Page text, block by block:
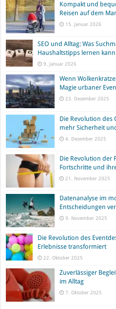
Kompakt und
Reisen auf dem
15. Januar 2026
SEO und Alltag: Was
Haushaltstipps lernen kann
9. Januar 2026
Wenn
Magie urbaner
23. Dezember 2025
Die Revolution des
mehr Sicherheit
4. Dezember 2025
Die Revolution der
Fortschritte und
21. November 2025
Datenanalyse im
Entscheidungen
9. November 2025
Die Revolution des
Erlebnisse transformiert
22. Oktober 2025
Zuverlässiger
im Alltag
7. Oktober 2025